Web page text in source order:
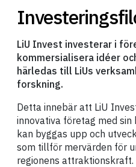
LiU Invest investerar i
kommersialisera idéer
härledas till LiUs
forskning.
Detta innebär att LiU
innovativa företag med sin
kan byggas upp och
som tillför mervärden för
regionens attraktionskraft.